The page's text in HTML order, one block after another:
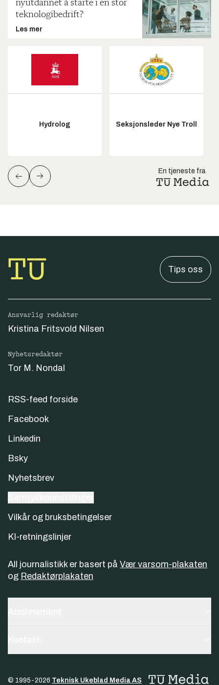
nyutdannet å starte i en stor
teknologibedrift?
Les mer
Hydrolog Seksjonsleder Nye Troll
En tjeneste fra
Tips oss
Ansvarlig redaktør
Kristina Fritsvold Nilsen
Nyhetsredaktør
Tor M. Nondal
RSS-feed forside
Facebook
Linkedin
Bsky
Nyhetsbrev
Vilkår og bruksbetingelser
KI-retningslinjer
All journalistikk er basert på Vær varsom-plakaten
og Redaktørplakaten
© 1995-2026 Teknisk Ukeblad Media AS